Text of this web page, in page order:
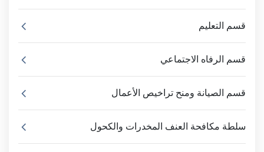
قسم التعليم
قسم الرفاه الاجتماعي
قسم الصيانة ومنح تراخيص الأعمال
سلطة مكافحة العنف المخدرات والكحول